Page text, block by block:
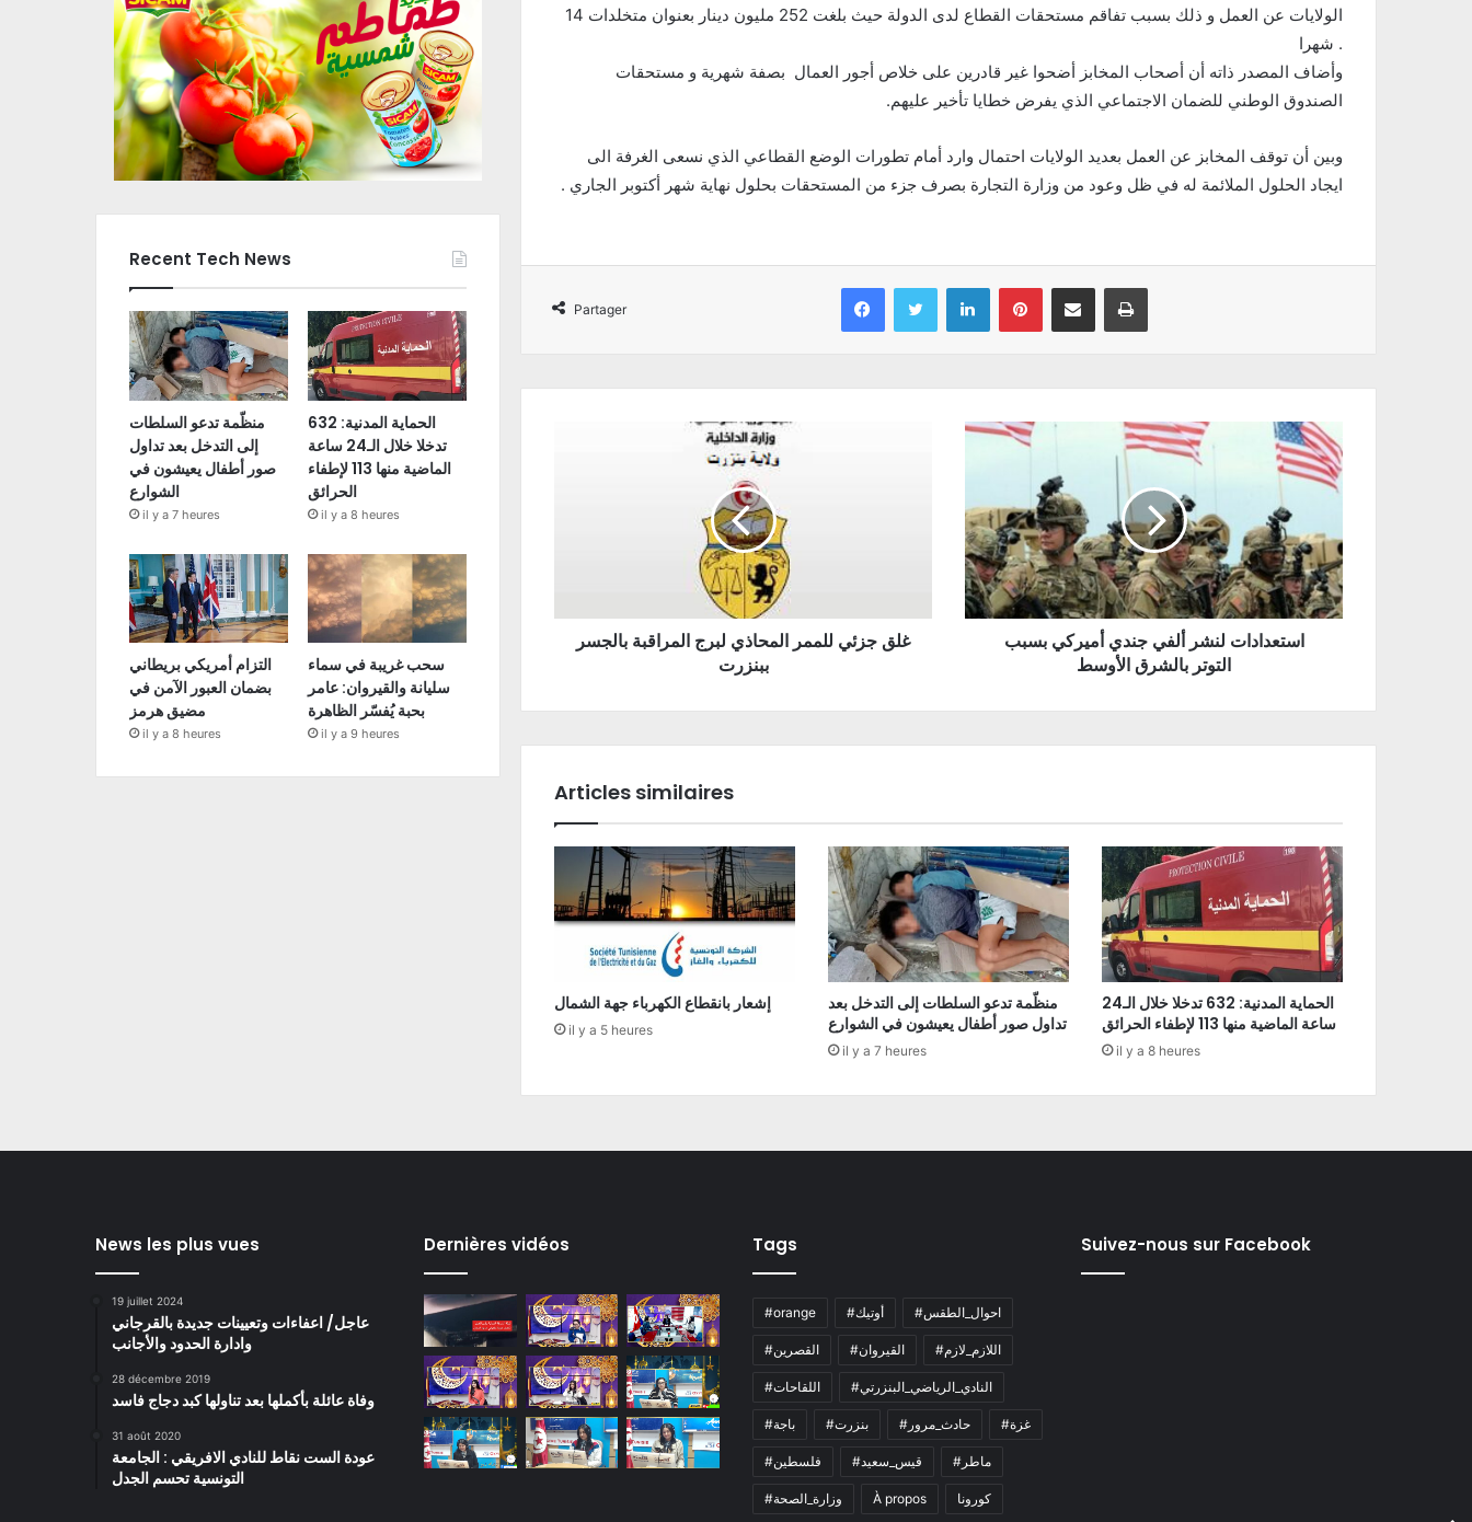
الولايات عن العمل و ذلك بسبب تفاقم مستحقات القطاع لدى الدولة حيث بلغت 252 مليون دينار بعنوان متخلدات 14
شهرا .
وأضاف المصدر ذاته أن أصحاب المخابز أضحوا غير قادرين على خلاص أجور العمال بصفة شهرية و مستحقات
الصندوق الوطني للضمان الاجتماعي الذي يفرض خطايا تأخير عليهم.
وبين أن توقف المخابز عن العمل بعديد الولايات احتمال وارد أمام تطورات الوضع القطاعي الذي نسعى الغرفة الى
ايجاد الحلول الملائمة له في ظل وعود من وزارة التجارة بصرف جزء من المستحقات بحلول نهاية شهر أكتوبر الجاري .
Partager
Facebook Twitter Linkedin Pinterest Partager par email Imprimer
غلق جزئي للممر المحاذي لبرج المراقبة بالجسر
ببنزرت
استعدادات لنشر ألفي جندي أميركي بسبب
التوتر بالشرق الأوسط
Articles similaires
إشعار بانقطاع الكهرباء جهة الشمال
il y a 5 heures
منظّمة تدعو السلطات إلى التدخل بعد
تداول صور أطفال يعيشون في الشوارع
il y a 7 heures
الحماية المدنية: 632 تدخلا خلال الـ24
ساعة الماضية منها 113 لإطفاء الحرائق
il y a 8 heures
Recent Tech News
منظّمة تدعو السلطات
إلى التدخل بعد تداول
صور أطفال يعيشون في
الشوارع
il y a 7 heures
الحماية المدنية: 632
تدخلا خلال الـ24 ساعة
الماضية منها 113 لإطفاء
الحرائق
il y a 8 heures
التزام أمريكي بريطاني
بضمان العبور الآمن في
مضيق هرمز
il y a 8 heures
سحب غريبة في سماء
سليانة والقيروان: عامر
بحبة يُفسّر الظاهرة
il y a 9 heures
News les plus vues
19 juillet 2024
عاجل/ اعفاءات وتعيينات جديدة بالقرجاني
وادارة الحدود والأجانب
28 décembre 2019
وفاة عائلة بأكملها بعد تناولها كبد دجاج فاسد
31 août 2020
عودة الست نقاط للنادي الافريقي : الجامعة
التونسية تحسم الجدل
Dernières vidéos Tags
#orange #أوتيك #احوال_الطقس
#القصرين #القيروان #اللازم_لازم
#اللقاحات #النادي_الرياضي_البنزرتي
#باجة #بنزرت #حادث_مرور #غزة
#فلسطين #قيس_سعيد #ماطر
#وزارة_الصحة À propos كورونا
Suivez-nous sur Facebook